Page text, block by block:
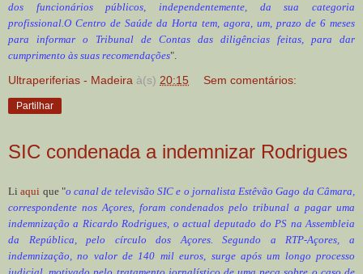
dos funcionários públicos, independentemente, da sua categoria
profissional.O Centro de Saúde da Horta tem, agora, um, prazo de 6 meses
para informar o Tribunal de Contas das diligências feitas, para dar
cumprimento às suas recomendações".
Ultraperiferias - Madeira à(s) 20:15 Sem comentários:
Partilhar
SIC condenada a indemnizar Rodrigues
Liaqui que "o canal de televisão SIC e o jornalista Estêvão Gago da Câmara,
correspondente nos Açores, foram condenados pelo tribunal a pagar uma
indemnização a Ricardo Rodrigues, o actual deputado do PS na Assembleia
da República, pelo círculo dos Açores. Segundo a RTP-Açores, a
indemnização, no valor de 140 mil euros, surge após um longo processo